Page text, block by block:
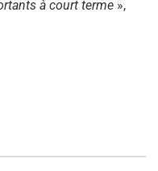
à court terme »,